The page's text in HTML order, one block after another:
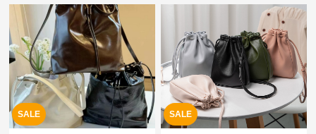
SALE SALE